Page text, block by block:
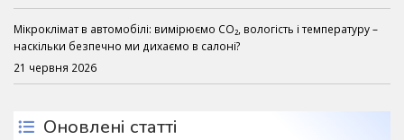
Мікроклімат в автомобілі: вимірюємо CO₂, вологість і температуру –
наскільки безпечно ми дихаємо в салоні?
21 червня 2026
Оновлені статті